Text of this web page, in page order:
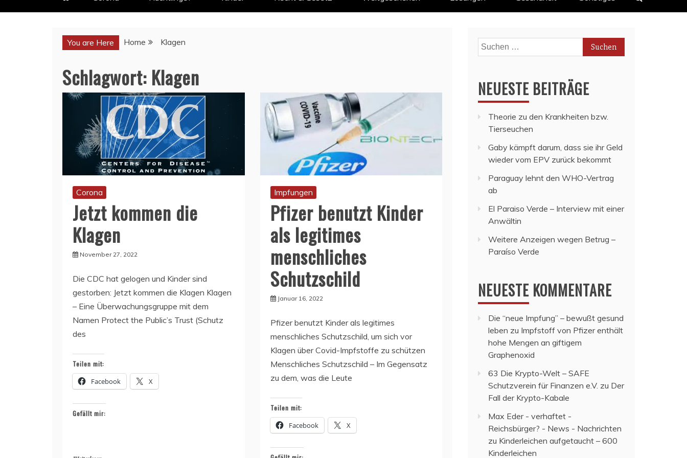
You are Here Home Klagen
Schlagwort: Klagen
Corona
Jetzt kommen die
Klagen
November 27, 2022
Die CDC hat gelogen und Kinder sind
gestorben: Jetzt kommen die Klagen Klagen
– Eine Überwachungsgruppe mit dem
Namen Protect the Public’s Trust (Schutz
des
Teilen mit:
Facebook X
Gefällt mir:
Impfungen
Pfizer benutzt Kinder
als legitimes
menschliches
Schutzschild
Januar 16, 2022
Pfizer benutzt Kinder als legitimes
menschliches Schutzschild, um sich vor
Klagen über Covid-Impfstoffe zu schützen
Menschliches Schutzschild – Im Gegensatz
zu dem, was die Leute
Teilen mit:
Facebook X
Suchen
nach:
NEUESTE BEITRÄGE
Theorie zu den Krankheiten bzw.
Tierseuchen
Gaby kämpft darum, dass sie ihr Geld
wieder vom EPV zurück bekommt
Paraguay lehnt den WHO-Vertrag
ab
El Paraiso Verde – Interview mit einer
Anwältin
Weitere Anzeigen wegen Betrug –
Paraíso Verde
NEUESTE KOMMENTARE
Die “neue Impfung” – bewußt gesund
leben zu Impfstoff von Pfizer enthält
hohe Mengen an giftigem
Graphenoxid
63 Die Krypto-Welt – SAFE
Schutzverein für Finanzen e.V. zu Der
Fall der Krypto-Kabale
Max Eder - verhaftet -
Reichsbürger? - News - Nachrichten
zu Kinderleichen aufgetaucht – 600
Kinderleichen